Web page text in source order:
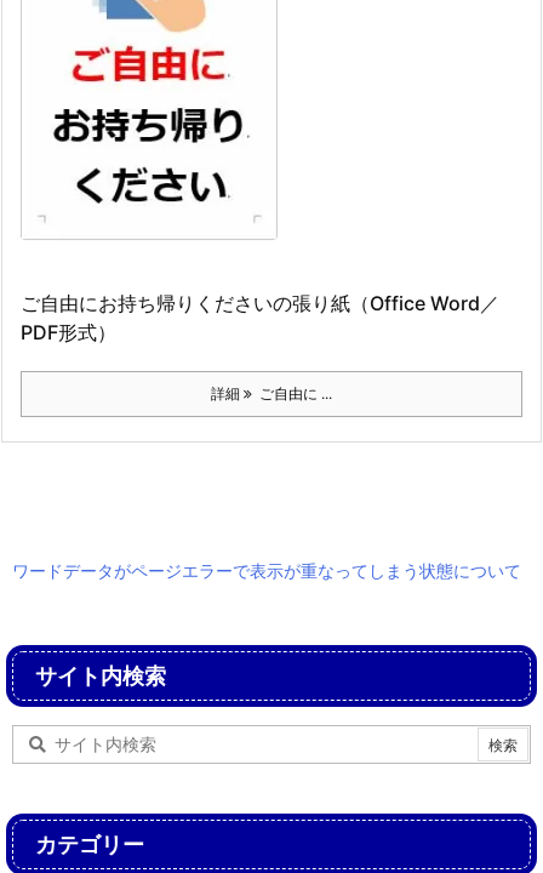
ご自由にお持ち帰りくださいの張り紙（Office Word／
PDF形式）
詳細 ご自由に ...
ワードデータがページエラーで表示が重なってしまう状態について
サイト内検索
カテゴリー